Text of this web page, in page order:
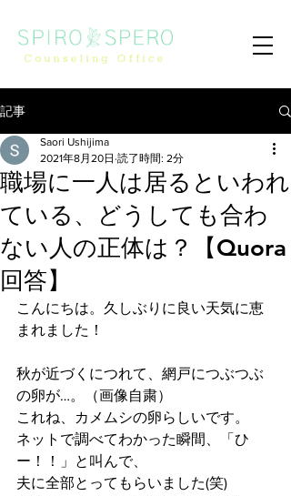
記事
職場に一人は居るといわれ
ている、どうしても合わ
ない人の正体は？【Quora
回答】
Saori Ushijima
2021年8月20日 読了時間: 2分
こんにちは。久しぶりに良い天気に恵
まれました！
秋が近づくにつれて、網戸につぶつぶ
の卵が…。（画像自粛）
これね、カメムシの卵らしいです。
ネットで調べてわかった瞬間、「ひ
ー！！」と叫んで、
夫に全部とってもらいました(笑)